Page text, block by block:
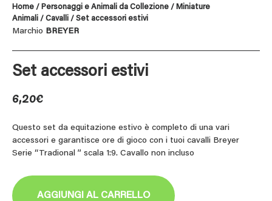
Home / Personaggi e Animali da Collezione / Miniature
Animali / Cavalli / Set accessori estivi
Marchio BREYER
Set accessori estivi
6,20€
Questo set da equitazione estivo è completo di una vari
accessori e garantisce ore di gioco con i tuoi cavalli Breyer
Serie “Tradional ” scala 1:9. Cavallo non incluso
AGGIUNGI AL CARRELLO